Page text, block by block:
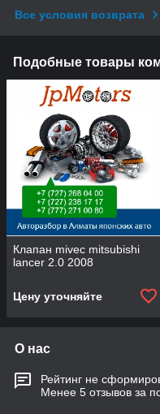
Все условия возврата
Подобные товары
Клапан mivec mitsubishi
lancer 2.0 2008
Цену уточняйте
О нас
Рейтинг не
Менее 5 отзывов за